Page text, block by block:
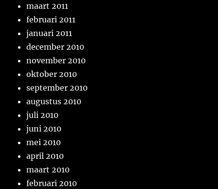
maart 2011
februari 2011
januari 2011
december 2010
november 2010
oktober 2010
september 2010
augustus 2010
juli 2010
juni 2010
mei 2010
april 2010
maart 2010
februari 2010